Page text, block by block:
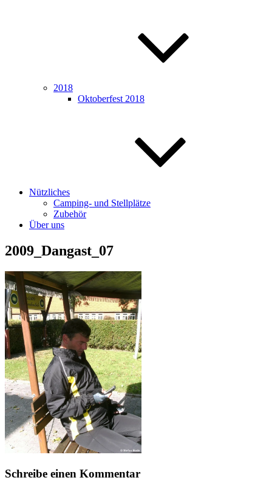
2018
Oktoberfest 2018
Nützliches
Camping- und Stellplätze
Zubehör
Über uns
2009_Dangast_07
Schreibe einen Kommentar